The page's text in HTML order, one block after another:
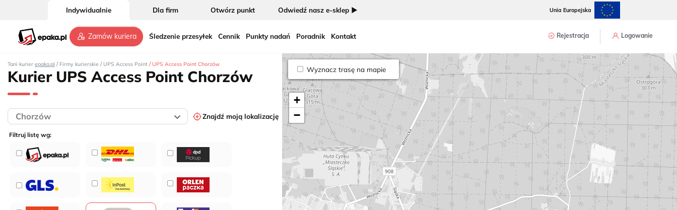
Indywidualnie Dla firm Otwórz punkt Odwiedź nasz e-sklep ► Unia Europejska
Zamów kuriera Śledzenie przesyłek Cennik Punkty nadań Poradnik Kontakt Rejestracja Logowanie
Tani kurier epaka.pl / Firmy kurierskie / UPS Access Point / UPS Access Point Chorzów
Kurier UPS Access Point Chorzów
Znajdź moją lokalizację
Filtruj listę wg:
Wyznacz trasę na mapie
+
−